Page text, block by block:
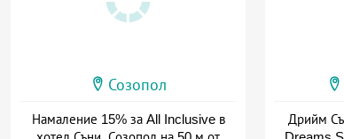
Созопол
Намаление 15% за All Inclusive в
Дрийм